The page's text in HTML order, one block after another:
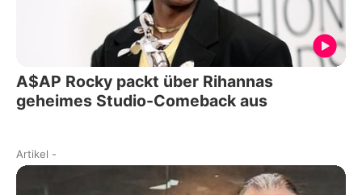
A$AP Rocky packt über Rihannas
geheimes Studio-Comeback aus
Artikel -